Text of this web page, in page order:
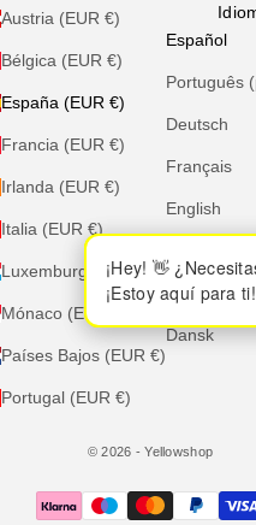
Austria (EUR €)
Bélgica (EUR €)
España (EUR €)
Francia (EUR €)
Irlanda (EUR €)
Italia (EUR €)
Luxemburgo (EUR €)
Mónaco (EUR €)
Países Bajos (EUR €)
Portugal (EUR €)
Español
Português
Deutsch
Français
English
Nederlands
Dansk
© 2026 - Yellowshop
¡Hey! 👋
¡Estoy aquí para ti!
¡Hey! 👋
¡Estoy aquí para ti!